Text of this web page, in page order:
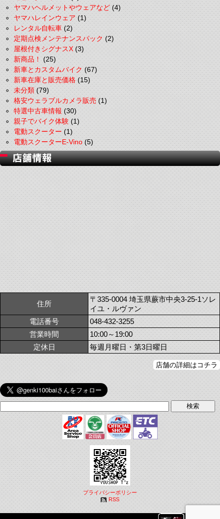
ヤマハヘルメットやウェアなど(4)
ヤマハレインウェア(1)
レンタル自転車(2)
定期点検メンテナンスパック(2)
屋根付きシグナスX(3)
新商品！(25)
新車とカスタムバイク(67)
新車在庫と販売価格(15)
未分類(79)
格安ウェラブルカメラ販売(1)
特選中古車情報(30)
親子でバイク体験(1)
電動スクーター(1)
電動スクーターE-Vino(5)
住所
〒335-0004 埼玉県蕨市中央3-25-1ソレ
イユ・ルヴァン
電話番号
048-432-3255
営業時間
10:00～19:00
定休日
毎週月曜日・第3日曜日
店舗の詳細はコチラ
プライバシーポリシー
RSS